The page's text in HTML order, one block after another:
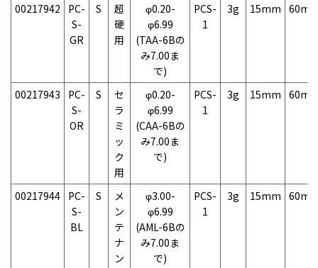
00217942
PC-
S-
GR
S
超
硬
用
φ0.20-
φ6.99
(TAA-6Bの
み7.00ま
で)
PCS-
1
3g 15mm
00217943
PC-
S-
OR
S
セ
ラ
ミ
ッ
ク
用
φ0.20-
φ6.99
(CAA-6Bの
み7.00ま
で)
PCS-
1
3g 15mm
00217944 PC-
S-
BL
S
メ
ン
テ
ナ
ン
φ3.00-
φ6.99
(AML-6Bの
み7.00ま
で)
PCS-
1
3g 15mm